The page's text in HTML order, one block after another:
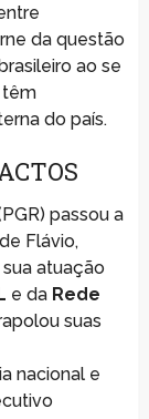
da questão
ao se
têm
do país.
passou a
Flávio,
atuação
e da Rede
suas
nacional e